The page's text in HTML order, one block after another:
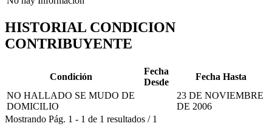
HISTORIAL CONDICION
CONTRIBUYENTE
Condición
Fecha
Desde
Fecha Hasta
NO HALLADO SE MUDO DE
DOMICILIO
23 DE NOVIEMBRE
DE 2006
Mostrando Pág. 1 - 1 de 1 resultados / 1